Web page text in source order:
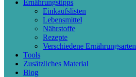
Ernährungstipps
Einkaufslisten
Lebensmittel
Nährstoffe
Rezepte
Verschiedene Ernährungsarten
Tools
Zusätzliches Material
Blog